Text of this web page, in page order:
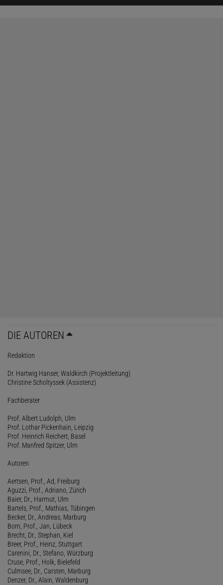
DIE AUTOREN
Redaktion
Dr. Hartwig Hanser, Waldkirch (Projektleitung)
Christine Scholtyssek (Assistenz)
Fachberater
Prof. Albert Ludolph, Ulm
Prof. Lothar Pickenhain, Leipzig
Prof. Heinrich Reichert, Basel
Prof. Manfred Spitzer, Ulm
Autoren
Aertsen, Prof., Ad, Freiburg
Aguzzi, Prof., Adriano, Zürich
Baier, Dr., Harmut, Ulm
Bartels, Prof., Mathias, Tübingen
Becker, Dr., Andreas, Marburg
Born, Prof., Jan, Lübeck
Brecht, Dr., Stephan, Kiel
Breer, Prof., Heinz, Stuttgart
Carenini, Dr., Stefano, Würzburg
Cruse, Prof., Holk, Bielefeld
Culmsee, Dr., Carsten, Marburg
Denzer, Dr., Alain, Waldenburg